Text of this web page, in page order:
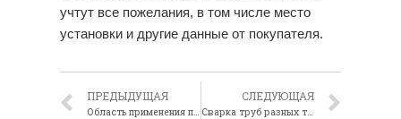
учтут все пожелания, в том числе место
установки и другие данные от покупателя.
ПРЕДЫДУЩАЯ
Область применения профлиста
СЛЕДУЮЩАЯ
Сварка труб разных типов